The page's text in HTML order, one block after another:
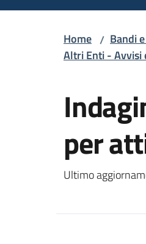
Home / Bandi
Altri Enti - Avvisi
per
Ultimo